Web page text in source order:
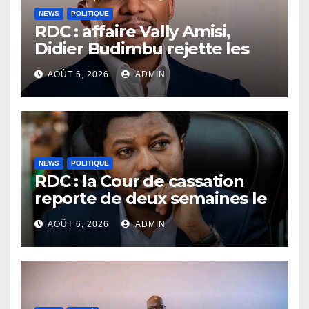
NEWS POLITIQUE
RDC : affaire Vally Amisi,
Didier Budimbu rejette les
accusations et appelle à
laisser la justice établir la
vérité
AOÛT 6, 2026 ADMIN
NEWS POLITIQUE
RDC : la Cour de cassation
reporte de deux semaines le
procès Frivao
AOÛT 6, 2026 ADMIN